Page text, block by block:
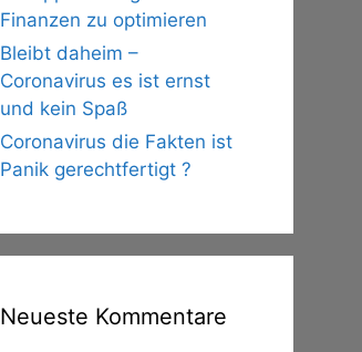
Finanzen zu optimieren
Bleibt daheim –
Coronavirus es ist ernst
und kein Spaß
Coronavirus die Fakten ist
Panik gerechtfertigt ?
Neueste Kommentare